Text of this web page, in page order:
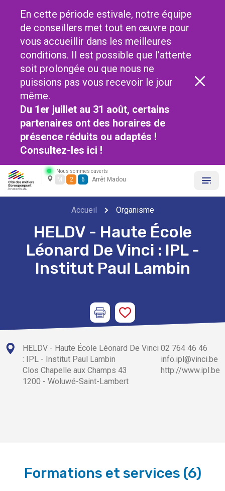
En cette période estivale, notre équipe
de conseillers met tout en œuvre pour
vous accueillir dans les meilleures
conditions. Il est possible que l’attente
soit prolongée ou que nous ne
puissions pas vous recevoir le jour
même.
Du 1er juillet au 31 août, certains
partenaires ont des horaires de
présence réduits ou adaptés !
Consultez-les ici !
Nous sommes ouverts
M 2 6 Arrêt Madou
Accueil Organisme
HELDV - Haute École
Léonard De Vinci : IPL -
Institut Paul Lambin
HELDV - Haute École Léonard De Vinci
: IPL - Institut Paul Lambin
Clos Chapelle aux Champs 43
1200 - Woluwé-Saint-Lambert
02 764 46 46
info.ipl@vinci.be
http://www.ipl.be
Formations et services (6)